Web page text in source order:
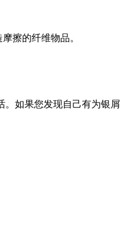
擦的纤维物品。
如果您发现自己有为银